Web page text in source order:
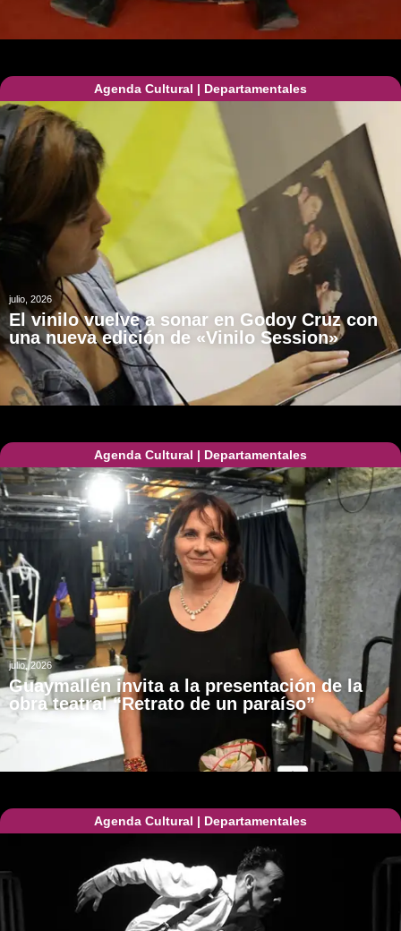
Agenda Cultural | Departamentales
julio, 2026
El vinilo vuelve a sonar en Godoy Cruz con
una nueva edición de «Vinilo Session»
Agenda Cultural | Departamentales
julio, 2026
Guaymallén invita a la presentación de la
obra teatral “Retrato de un paraíso”
Agenda Cultural | Departamentales